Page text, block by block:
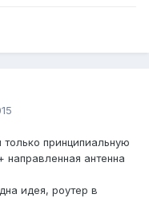
принципиальную
направленная антенна
идея, роутер в